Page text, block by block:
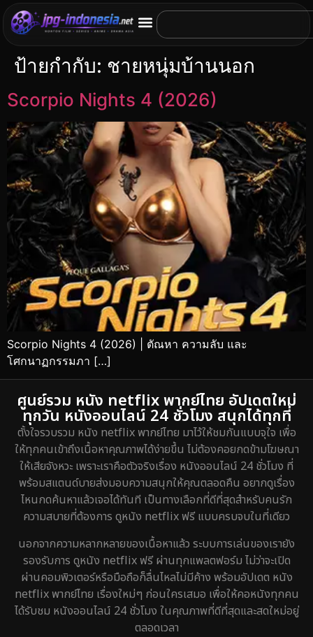
ป้ายกำกับ: ชายหนุ่มบ้านนอก
Scorpio Nights 4 (2026)
Scorpio Nights 4 (2026) | ตัณหา ความลับ และ
โศกนาฏกรรมภา […]
ศูนย์รวม หนัง netflix พากย์ไทย อัปเดตใหม่
ทุกวัน หนังออนไลน์ 24 ชั่วโมง สนุกได้ทุกที่
ตั้งใจรวบรวม หนัง netflix พากย์ไทย มาไว้ให้ชมกันแบบจุใจ เพื่อ
ให้ทุกคนเข้าถึงเนื้อหาคุณภาพได้ง่ายขึ้น ไม่ต้องคอยกดข้ามโฆษณา
ให้เสียจังหวะ เพราะเราคือตัวจริงเรื่อง หนังออนไลน์ 24 ชั่วโมง ที่
พร้อมสแตนด์บายส่งมอบความสนุกให้คุณตลอดคืน อยากดูเรื่อง
ไหนกดค้นหาแล้วเจอได้ทันที เป็นทางเลือกที่ดีที่สุดสำหรับคนรัก
ความสบายที่ต้องการ ดูหนัง netflix ฟรี แบบครบจบในที่เดียว
นอกจากความหลากหลายของเนื้อหาแล้ว ระบบการเล่นของเรายัง
รองรับการ ดูหนัง netflix ฟรี ผ่านทุกแพลตฟอร์ม ไม่ว่าจะเปิด
ผ่านคอมพิวเตอร์หรือมือถือก็ลื่นไหลไม่มีค้าง พร้อมอัปเดต หนัง
netflix พากย์ไทย เรื่องใหม่ๆ ก่อนใครเสมอ เพื่อให้คอหนังทุกคน
ได้รับชม หนังออนไลน์ 24 ชั่วโมง ในคุณภาพที่ดีที่สุดและสดใหม่อยู่
ตลอดเวลา